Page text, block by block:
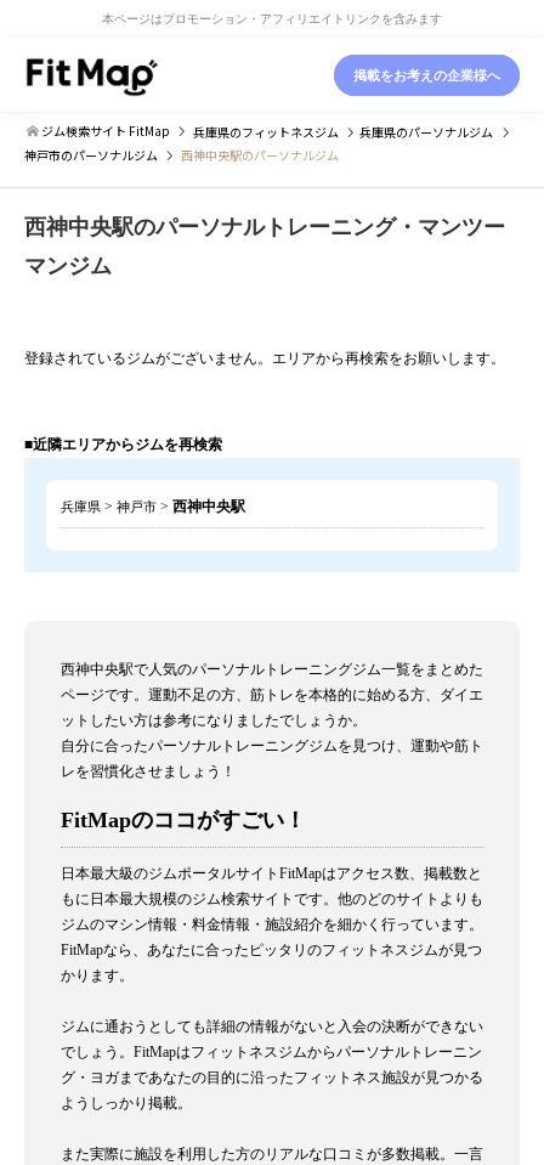
本ページはプロモーション・アフィリエイトリンクを含みます
掲載をお考えの企業様へ
ジム検索サイト FitMap 兵庫県のフィットネスジム 兵庫県のパーソナルジム
神戸市のパーソナルジム 西神中央駅のパーソナルジム
西神中央駅のパーソナルトレーニング・マンツー
マンジム
登録されているジムがございません。エリアから再検索をお願いします。
■近隣エリアからジムを再検索
兵庫県 > 神戸市 > 西神中央駅
西神中央駅で人気のパーソナルトレーニングジム一覧をまとめた
ページです。運動不足の方、筋トレを本格的に始める方、ダイエ
ットしたい方は参考になりましたでしょうか。
自分に合ったパーソナルトレーニングジムを見つけ、運動や筋ト
レを習慣化させましょう！
FitMapのココがすごい！
日本最大級のジムポータルサイトFitMapはアクセス数、掲載数と
もに日本最大規模のジム検索サイトです。他のどのサイトよりも
ジムのマシン情報・料金情報・施設紹介を細かく行っています。
FitMapなら、あなたに合ったピッタリのフィットネスジムが見つ
かります。
ジムに通おうとしても詳細の情報がないと入会の決断ができない
でしょう。FitMapはフィットネスジムからパーソナルトレーニン
グ・ヨガまであなたの目的に沿ったフィットネス施設が見つかる
ようしっかり掲載。
また実際に施設を利用した方のリアルな口コミが多数掲載。一言